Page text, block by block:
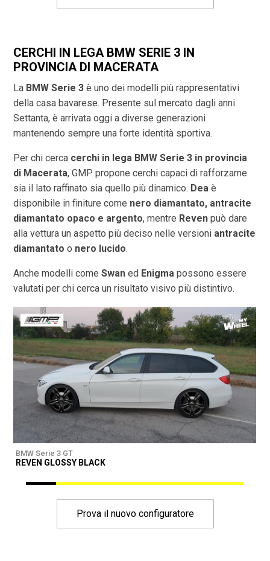
CERCHI IN LEGA BMW SERIE 3 IN
PROVINCIA DI MACERATA
La BMW Serie 3 è uno dei modelli più rappresentativi
della casa bavarese. Presente sul mercato dagli anni
Settanta, è arrivata oggi a diverse generazioni
mantenendo sempre una forte identità sportiva.
Per chi cerca cerchi in lega BMW Serie 3 in provincia
di Macerata, GMP propone cerchi capaci di rafforzarne
sia il lato raffinato sia quello più dinamico. Dea è
disponibile in finiture come nero diamantato, antracite
diamantato opaco e argento, mentre Reven può dare
alla vettura un aspetto più deciso nelle versioni antracite
diamantato o nero lucido.
Anche modelli comeSwan ed Enigma possono essere
valutati per chi cerca un risultato visivo più distintivo.
BMW Serie 3 GT
REVEN GLOSSY BLACK
Prova il nuovo configuratore